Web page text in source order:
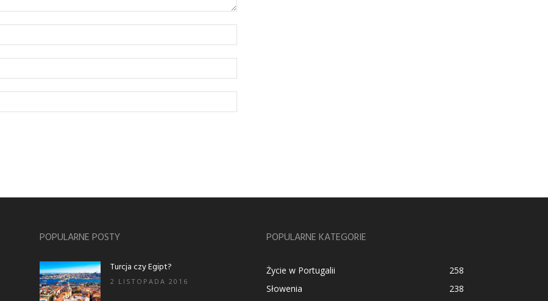
POPULARNE POSTY
Turcja czy Egipt?
2 LISTOPADA 2016
POPULARNE KATEGORIE
Życie w Portugalii
258
Słowenia
238